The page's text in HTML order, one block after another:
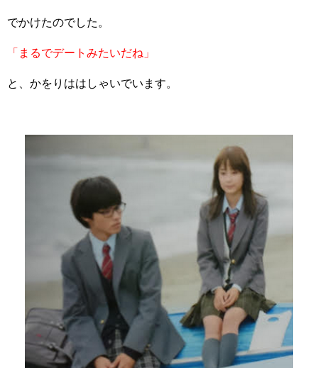
でかけたのでした。
「まるでデートみたいだね」
と、かをりははしゃいでいます。